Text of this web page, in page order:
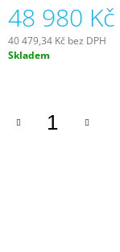
5
hvězdiček.
48 980 Kč
40 479,34 Kč bez DPH
Měrná
Skladem
O
R
U
Č
M